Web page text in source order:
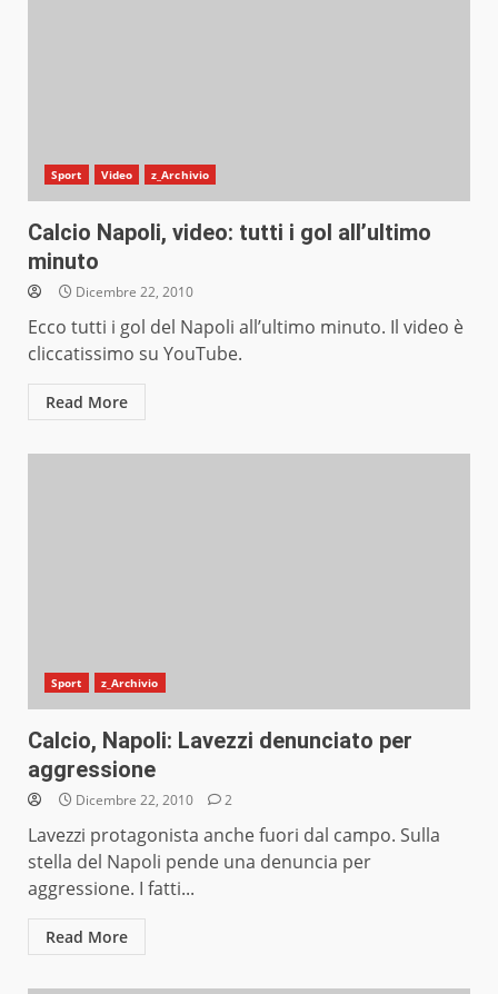
Sport Video z_Archivio
Calcio Napoli, video: tutti i gol all’ultimo
minuto
Dicembre 22, 2010
Ecco tutti i gol del Napoli all’ultimo minuto. Il video è
cliccatissimo su YouTube.
Read More
Sport z_Archivio
Calcio, Napoli: Lavezzi denunciato per
aggressione
Dicembre 22, 2010 2
Lavezzi protagonista anche fuori dal campo. Sulla
stella del Napoli pende una denuncia per
aggressione. I fatti...
Read More